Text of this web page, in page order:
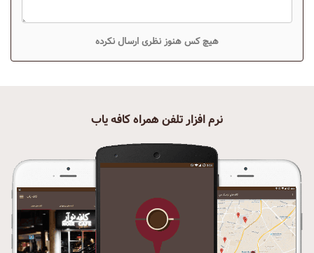
هیچ کس هنوز نظری ارسال نکرده
نرم افزار تلفن همراه کافه یاب